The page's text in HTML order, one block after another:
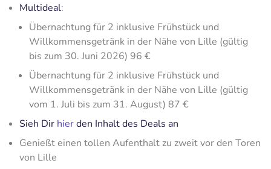
Multideal:
Übernachtung für 2 inklusive Frühstück und
Willkommensgetränk in der Nähe von Lille (gültig
bis zum 30. Juni 2026) 96 €
Übernachtung für 2 inklusive Frühstück und
Willkommensgetränk in der Nähe von Lille (gültig
vom 1. Juli bis zum 31. August) 87 €
Sieh Dir hierden Inhalt des Deals an
Genießt einen tollen Aufenthalt zu zweit vor den Toren
von Lille